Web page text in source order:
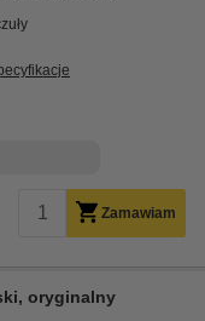
Zamawiam
oryginalny